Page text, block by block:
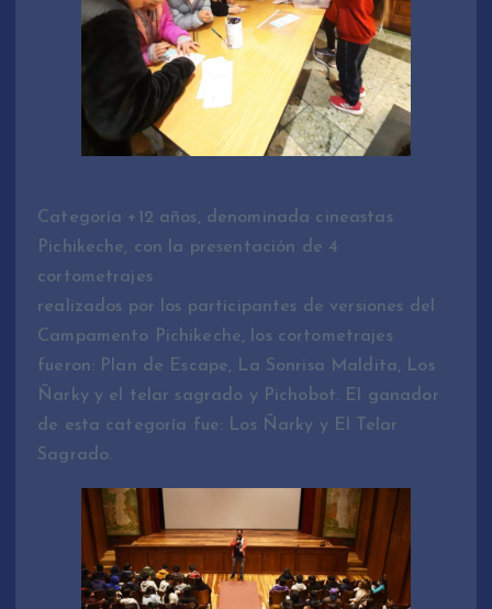
Categoría +12 años, denominada cineastas
Pichikeche, con la presentación de 4
cortometrajes
realizados por los participantes de versiones del
Campamento Pichikeche, los cortometrajes
fueron: Plan de Escape, La Sonrisa Maldita, Los
Ñarky y el telar sagrado y Pichobot. El ganador
de esta categoría fue: Los Ñarky y El Telar
Sagrado.